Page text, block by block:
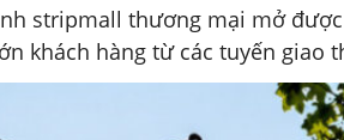
stripmall thương mại mở
khách hàng từ các tuyến giao